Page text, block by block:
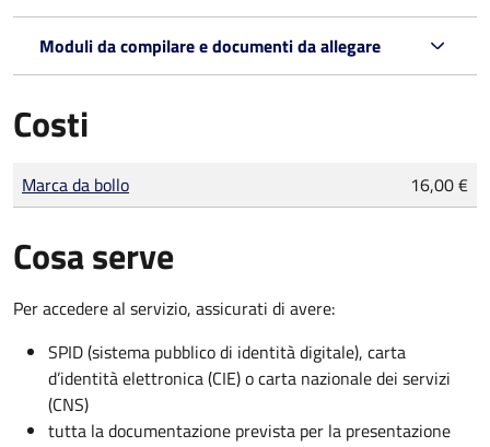
Moduli da compilare e documenti da allegare
Costi
Tipo di pagamento
Importo
Marca da bollo 16,00 €
Cosa serve
Per accedere al servizio, assicurati di avere:
SPID (sistema pubblico di identità digitale), carta
d’identità elettronica (CIE) o carta nazionale dei servizi
(CNS)
tutta la documentazione prevista per la presentazione